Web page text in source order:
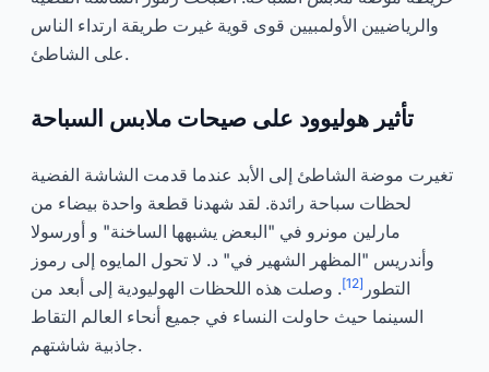
والرياضيين الأولمبيين قوى قوية غيرت طريقة ارتداء الناس
على الشاطئ.
تأثير هوليوود على صيحات ملابس السباحة
تغيرت موضة الشاطئ إلى الأبد عندما قدمت الشاشة الفضية
لحظات سباحة رائدة. لقد شهدنا قطعة واحدة بيضاء من
مارلين مونرو في "البعض يشبهها الساخنة" و أورسولا
وأندريس "المظهر الشهير في" د. لا تحول المايوه إلى رموز
التطور [12]
. وصلت هذه اللحظات الهوليودية إلى أبعد من
السينما حيث حاولت النساء في جميع أنحاء العالم التقاط
جاذبية شاشتهم.